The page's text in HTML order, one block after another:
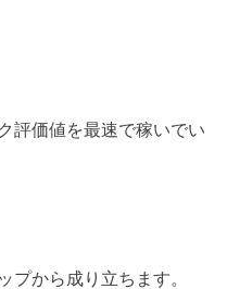
評価値を最速で稼いでい
プから成り立ちます。